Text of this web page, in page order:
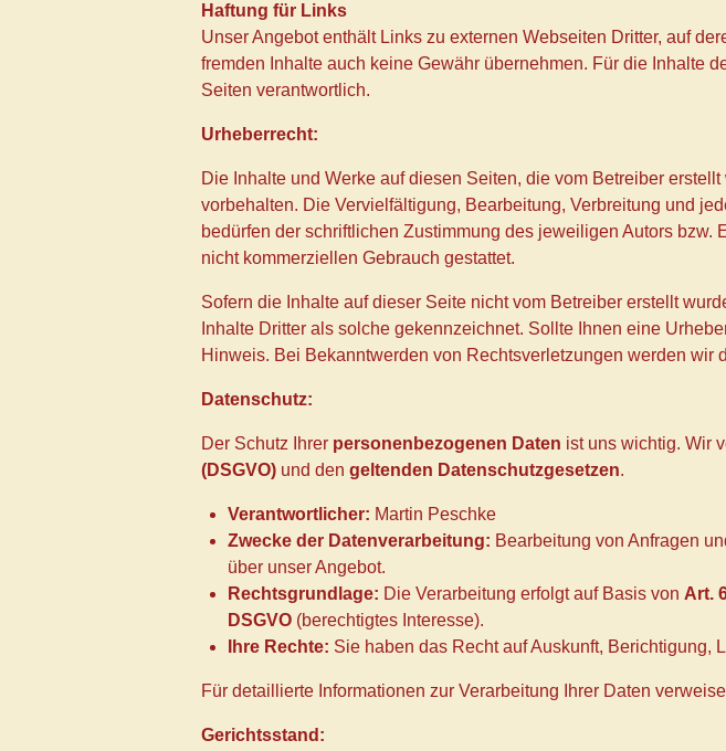
Haftung für Links
Unser Angebot enthält Links zu externen Webseiten Dritter, auf
fremden Inhalte auch keine Gewähr übernehmen. Für die Inhalte
Seiten verantwortlich.
Urheberrecht:
Die Inhalte und Werke auf diesen Seiten, die vom Betreiber
vorbehalten. Die Vervielfältigung, Bearbeitung, Verbreitung und
bedürfen der schriftlichen Zustimmung des jeweiligen Autors
nicht kommerziellen Gebrauch gestattet.
Sofern die Inhalte auf dieser Seite nicht vom Betreiber erstellt
Inhalte Dritter als solche gekennzeichnet. Sollte Ihnen eine
Hinweis. Bei Bekanntwerden von Rechtsverletzungen werden wir
Datenschutz:
Der Schutz Ihrer personenbezogenen Daten ist uns wichtig. Wir
(DSGVO) und den geltenden Datenschutzgesetzen.
Verantwortlicher: Martin Peschke
Zwecke der Datenverarbeitung: Bearbeitung von Anfragen
über unser Angebot.
Rechtsgrundlage: Die Verarbeitung erfolgt auf Basis von Art.
DSGVO (berechtigtes Interesse).
Ihre Rechte: Sie haben das Recht auf Auskunft, Berichtigung,
Für detaillierte Informationen zur Verarbeitung Ihrer Daten
Gerichtsstand: